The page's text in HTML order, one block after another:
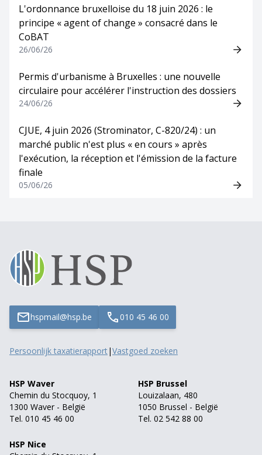
L'ordonnance bruxelloise du 18 juin 2026 : le
principe « agent of change » consacré dans le
CoBAT
26/06/26
Permis d'urbanisme à Bruxelles : une nouvelle
circulaire pour accélérer l'instruction des dossiers
24/06/26
CJUE, 4 juin 2026 (Strominator, C-820/24) : un
marché public n'est plus « en cours » après
l'exécution, la réception et l'émission de la facture
finale
05/06/26
hspmail@hsp.be 010 45 46 00
Persoonlijk taxatierapport|Vastgoed zoeken
HSP Waver
Chemin du Stocquoy, 1
1300 Waver - België
Tel. 010 45 46 00
HSP Brussel
Louizalaan, 480
1050 Brussel - België
Tel. 02 542 88 00
HSP Nice